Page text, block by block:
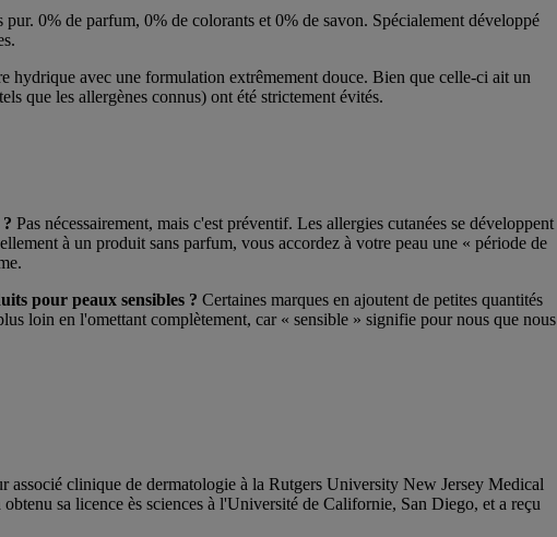
0% de parfum, 0% de colorants et 0% de savon. Spécialement développé
hydrique avec une formulation extrêmement douce. Bien que celle-ci ait un
que les allergènes connus) ont été strictement évités.
Pas nécessairement, mais c'est préventif. Les allergies cutanées se développent
à un produit sans parfum, vous accordez à votre peau une « période de
pour peaux sensibles ? Certaines marques en ajoutent de petites quantités
loin en l'omettant complètement, car « sensible » signifie pour nous que nous
associé clinique de dermatologie à la Rutgers University New Jersey Medical
sa licence ès sciences à l'Université de Californie, San Diego, et a reçu